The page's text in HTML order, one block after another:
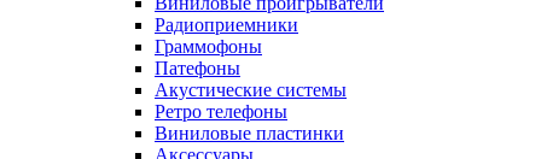
Радиоприемники
Граммофоны
Патефоны
Акустические системы
Ретро телефоны
Виниловые пластинки
Аксессуары